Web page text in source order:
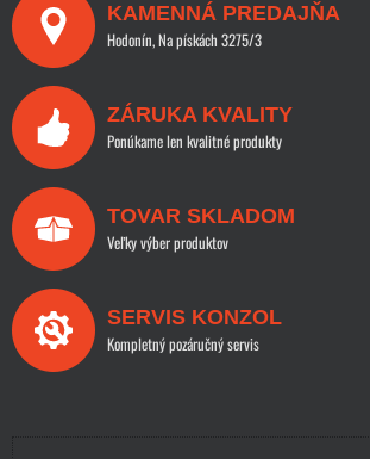
KAMENNÁ PREDAJŇA
Hodonín, Na pískách 3275/3
ZÁRUKA KVALITY
Ponúkame len kvalitné produkty
TOVAR SKLADOM
Veľky výber produktov
SERVIS KONZOL
Kompletný pozáručný servis